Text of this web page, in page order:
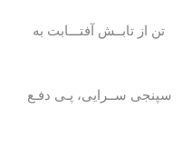
تابــش آفتـــابت به
ســرایی، پـی دفـع